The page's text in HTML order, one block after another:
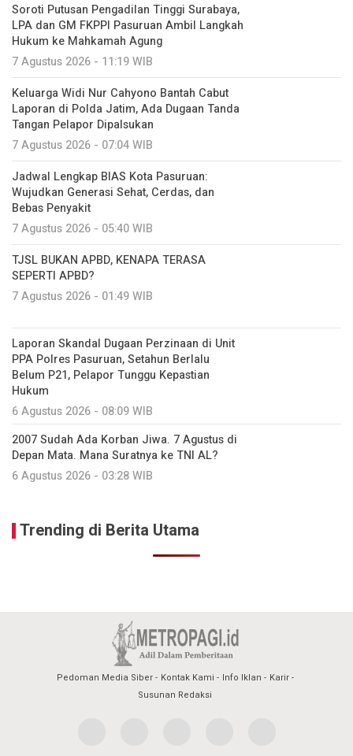
Soroti Putusan Pengadilan Tinggi Surabaya,
LPA dan GM FKPPI Pasuruan Ambil Langkah
Hukum ke Mahkamah Agung
7 Agustus 2026 - 11:19 WIB
Keluarga Widi Nur Cahyono Bantah Cabut
Laporan di Polda Jatim, Ada Dugaan Tanda
Tangan Pelapor Dipalsukan
7 Agustus 2026 - 07:04 WIB
Jadwal Lengkap BIAS Kota Pasuruan:
Wujudkan Generasi Sehat, Cerdas, dan
Bebas Penyakit
7 Agustus 2026 - 05:40 WIB
TJSL BUKAN APBD, KENAPA TERASA
SEPERTI APBD?
7 Agustus 2026 - 01:49 WIB
Laporan Skandal Dugaan Perzinaan di Unit
PPA Polres Pasuruan, Setahun Berlalu
Belum P21, Pelapor Tunggu Kepastian
Hukum
6 Agustus 2026 - 08:09 WIB
2007 Sudah Ada Korban Jiwa. 7 Agustus di
Depan Mata. Mana Suratnya ke TNI AL?
6 Agustus 2026 - 03:28 WIB
Trending di Berita Utama
Pedoman Media Siber Kontak Kami Info Iklan
Karir
Susunan Redaksi